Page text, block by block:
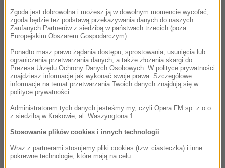
Urodzinowy dżingiel RMF Classic skomponowany przez
Michała Woźniaka.
posłuchaj
Inspiracje Diego Navarro.
posłuchaj
Zgoda jest dobrowolna i możesz ją w dowolnym momencie wycofać,
zgoda będzie też podstawą przekazywania danych do naszych
Zaufanych Partnerów z siedzibą w państwach trzecich (poza
Europejskim Obszarem Gospodarczym).
Ponadto masz prawo żądania dostępu, sprostowania, usunięcia lub
ograniczenia przetwarzania danych, a także złożenia skargi do
Prezesa Urzędu Ochrony Danych Osobowych. W polityce prywatności
znajdziesz informacje jak wykonać swoje prawa. Szczegółowe
informacje na temat przetwarzania Twoich danych znajdują się w
polityce prywatności.
Administratorem tych danych jesteśmy my, czyli Opera FM sp. z o.o.
z siedzibą w Krakowie, al. Waszyngtona 1.
Stosowanie plików cookies i innych technologii
Wraz z partnerami stosujemy pliki cookies (tzw. ciasteczka) i inne
pokrewne technologie, które mają na celu: